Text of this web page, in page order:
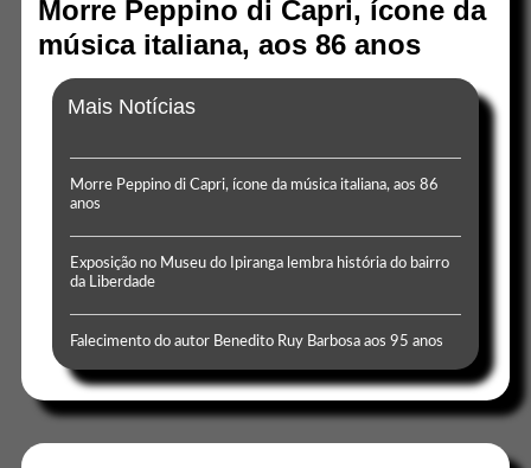
Morre Peppino di Capri, ícone da
música italiana, aos 86 anos
Mais Notícias
Morre Peppino di Capri, ícone da música italiana, aos 86
anos
Exposição no Museu do Ipiranga lembra história do bairro
da Liberdade
Falecimento do autor Benedito Ruy Barbosa aos 95 anos